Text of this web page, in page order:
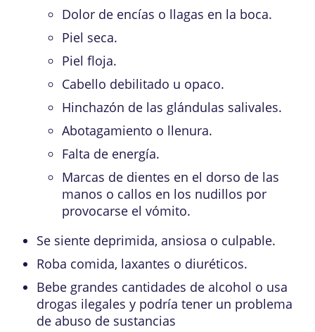
Dolor de encías o llagas en la boca.
Piel seca.
Piel floja.
Cabello debilitado u opaco.
Hinchazón de las glándulas salivales.
Abotagamiento o llenura.
Falta de energía.
Marcas de dientes en el dorso de las
manos o callos en los nudillos por
provocarse el vómito.
Se siente deprimida, ansiosa o culpable.
Roba comida, laxantes o diuréticos.
Bebe grandes cantidades de alcohol o usa
drogas ilegales y podría tener un problema
de abuso de sustancias